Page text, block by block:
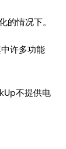
的情况下。
许多功能
不提供电